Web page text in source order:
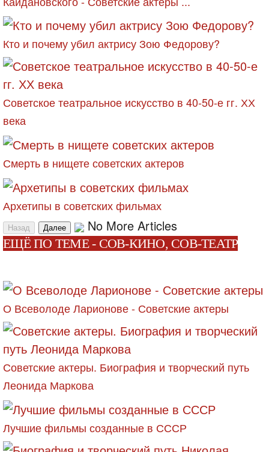
Кто и почему убил актрису Зою Федорову?
Советское театральное искусство в 40-50-е гг. ХХ
века
Смерть в нищете советских актеров
Архетипы в советских фильмах
Назад Далее No More Articles
ЕЩЁ ПО ТЕМЕ - СОВ-КИНО, СОВ-ТЕАТР
О Всеволоде Ларионове - Советские актеры
Советские актеры. Биография и творческий путь
Леонида Маркова
Лучшие фильмы созданные в СССР